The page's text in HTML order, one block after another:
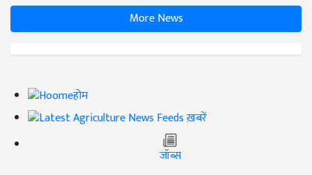
More News
होम
ख़बरें
जॉब्स